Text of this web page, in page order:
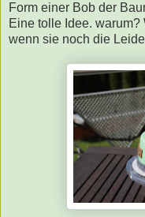
Form einer Bob der
Eine tolle Idee. warum?
wenn sie noch die